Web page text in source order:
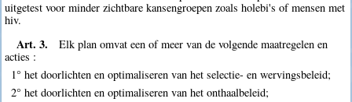
uitgetest voor minder zichtbare kansengroepen zoals holebi's of mensen met
hiv.
Art. 3.
Elk plan omvat een of meer van de volgende maatregelen en
acties :
1° het doorlichten en optimaliseren van het selectie- en wervingsbeleid;
2° het doorlichten en optimaliseren van het onthaalbeleid;